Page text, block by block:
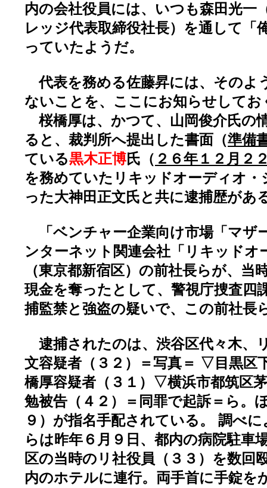
内の会社役員には、いつも森田光一
レッジ代表取締役社長）を通して「
っていたようだ。
代表を務める佐藤昇には、そのよ
ないことを、ここにお知らせしてお
桜橋厚は、かつて、山岡俊介氏の
ると、裁判所へ提出した書面（準備
ている黒木正博氏（ ２６年１２月２
を務めていたリキッドオーディオ
った大神田正文氏と共に逮捕歴があ
「ベンチャー企業向け市場「マザ
ンターネット関連会社「リキッドオ
（東京都新宿区）の前社長らが、当
現金を奪ったとして、警視庁捜査四
捕監禁と強盗の疑いで、この前社長
逮捕されたのは、渋谷区代々木、
文容疑者（３２）＝写真＝ ▽目黒区
橋厚容疑者（３１）▽横浜市都筑区
勉被告（４２）＝同罪で起訴＝ら。
９）が指名手配されている。 調べ
らは昨年６月９日、都内の病院駐車
区の当時のリ社役員（３３）を数回
内のホテルに連行。両手首に手錠を